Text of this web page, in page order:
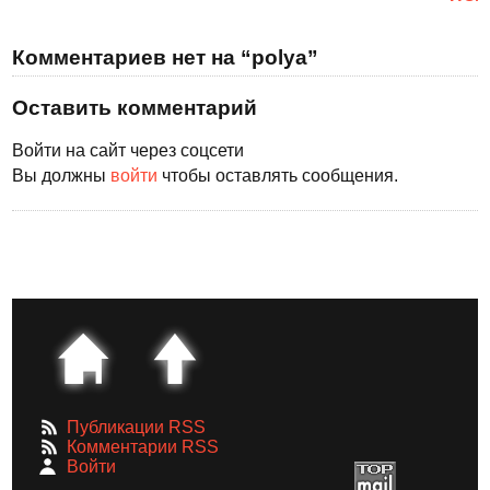
Комментариев нет на “polya”
Оставить комментарий
Войти на сайт через соцсети
Вы должны войти чтобы оставлять сообщения.
Публикации RSS
Комментарии RSS
Войти